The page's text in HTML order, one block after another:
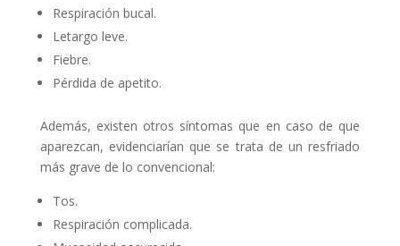
Respiración bucal.
Letargo leve.
Fiebre.
Pérdida de apetito.
Además, existen otros síntomas que en caso de que
aparezcan, evidenciarían que se trata de un resfriado
más grave de lo convencional:
Tos.
Respiración complicada.